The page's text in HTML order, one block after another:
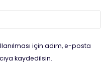
için adım, e-posta
kaydedilsin.